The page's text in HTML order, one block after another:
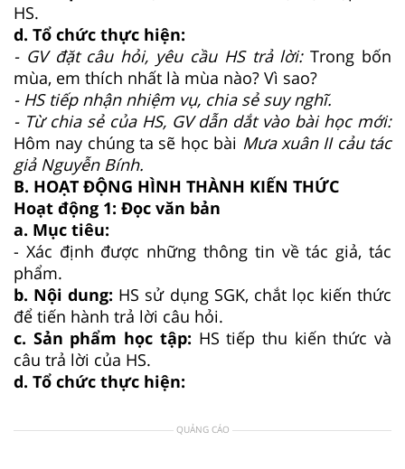
HS.
d. Tổ chức thực hiện:
- GV đặt câu hỏi, yêu cầu HS trả lời:Trong bốn
mùa, em thích nhất là mùa nào? Vì sao?
- HS tiếp nhận nhiệm vụ, chia sẻ suy nghĩ.
- Từ chia sẻ của HS, GV dẫn dắt vào bài học mới:
Hôm nay chúng ta sẽ học bài Mưa xuân II cảu tác
giả Nguyễn Bính.
B. HOẠT ĐỘNG HÌNH THÀNH KIẾN THỨC
Hoạt động 1: Đọc văn bản
a. Mục tiêu:
- Xác định được những thông tin về tác giả, tác
phẩm.
b. Nội dung: HS sử dụng SGK, chắt lọc kiến thức
để tiến hành trả lời câu hỏi.
c. Sản phẩm học tập: HS tiếp thu kiến thức và
câu trả lời của HS.
d. Tổ chức thực hiện:
QUẢNG CÁO